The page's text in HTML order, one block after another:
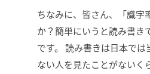
ちなみに、皆さん、「識字
か？簡単にいうと読み書き
です。 読み書きは日本で
ない人を見たことがないく